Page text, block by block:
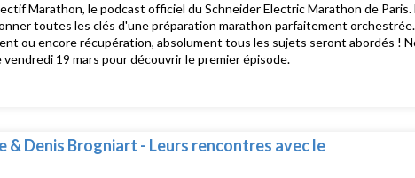
Marathon, le podcast officiel du Schneider Electric Marathon de
toutes les clés d'une préparation marathon parfaitement
ou encore récupération, absolument tous les sujets seront abordés !
19 mars pour découvrir le premier épisode.
& Denis Brogniart - Leurs rencontres avec le